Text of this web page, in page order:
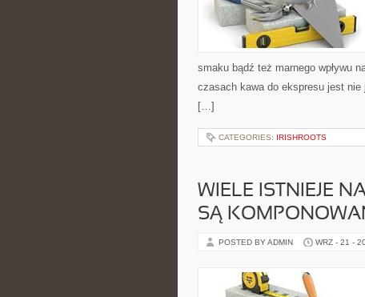
smaku bądź też marnego wpływu
czasach kawa do ekspresu jest
[…]
CATEGORIES: IRISHROOTS
WIELE ISTNIEJE
SĄ
POSTED BY ADMIN WRZ - 21 -